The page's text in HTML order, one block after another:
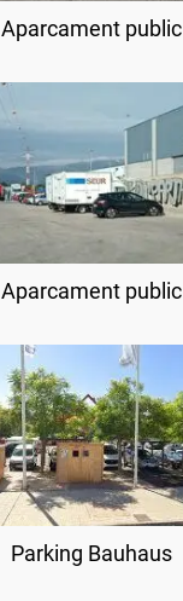
Aparcament public
Aparcament public
Parking Bauhaus